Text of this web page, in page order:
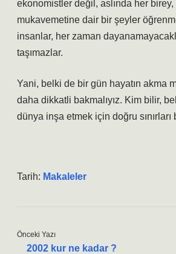
ekonomistler değil, aslında her birey,
mukavemetine dair bir şeyler
insanlar, her zaman
taşımazlar.
Yani, belki de bir gün hayatın akma
daha dikkatli bakmalıyız. Kim bilir,
dünya inşa etmek için doğru sınırları
Tarih: Makaleler
Önceki Yazı
2002 kur ne kadar ?